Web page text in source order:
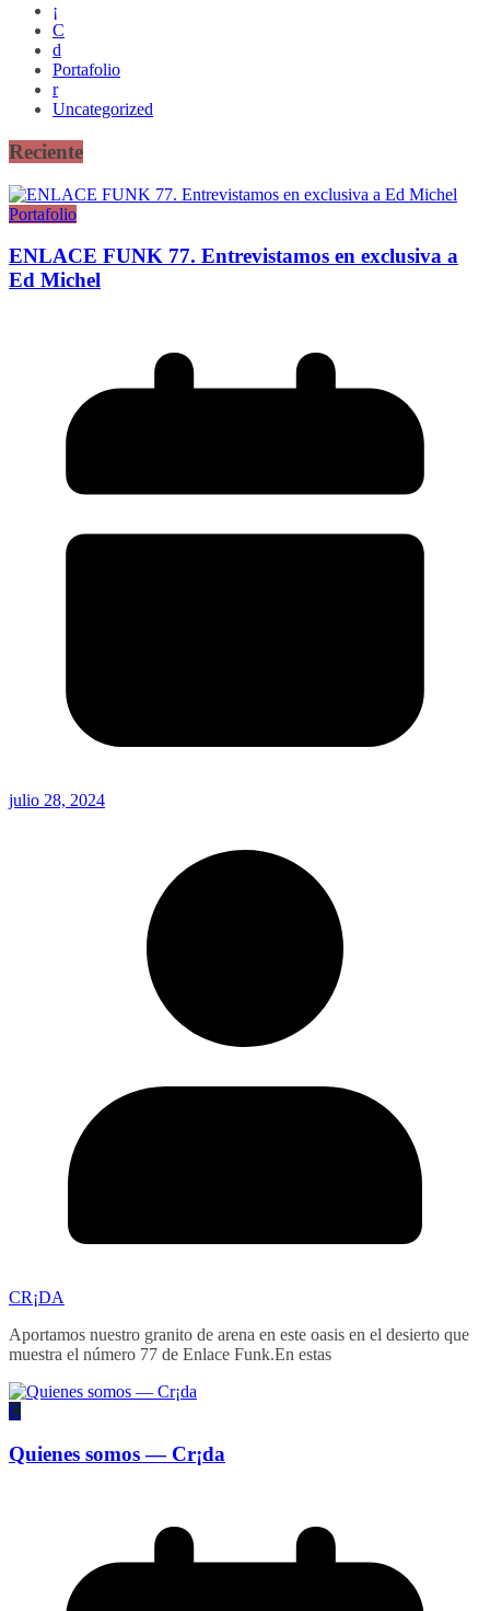
¡
C
d
Portafolio
r
Uncategorized
Reciente
Portafolio
ENLACE FUNK 77. Entrevistamos en exclusiva a
Ed Michel
julio 28, 2024
CR¡DA
Aportamos nuestro granito de arena en este oasis en el desierto que
muestra el número 77 de Enlace Funk.En estas
C
Quienes somos — Cr¡da